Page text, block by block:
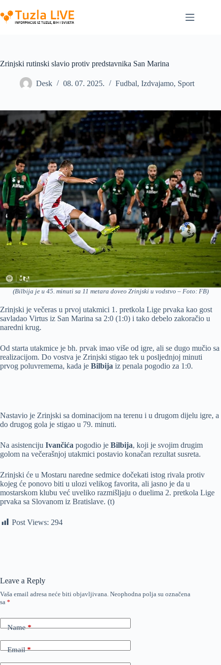
to
content
Zrinjski rutinski slavio protiv predstavnika San Marina
Desk 08. 07. 2025. Fudbal, Izdvajamo, Sport
(Bilbija je u 45. minuti sa 11 metara doveo Zrinjski u vodstvo – Foto: FB)
Zrinjski je večeras u prvoj utakmici 1. pretkola Lige prvaka kao gost
savladao Virtus iz San Marina sa 2:0 (1:0) i tako debelo zakoračio u
naredni krug.
Od starta utakmice je bh. prvak imao više od igre, ali se dugo mučio sa
realizacijom. Do vostva je Zrinjski stigao tek u posljednjoj minuti
prvog poluvremema, kada je Bilbija iz penala pogodio za 1:0.
Nastavio je Zrinjski sa dominacijom na terenu i u drugom dijelu igre, a
do drugog gola je stigao u 79. minuti.
Na asistenciju Ivančića pogodio je Bilbija, koji je svojim drugim
golom na večerašnjoj utakmici postavio konačan rezultat susreta.
Zrinjski će u Mostaru naredne sedmice dočekati istog rivala protiv
kojeg će ponovo biti u ulozi velikog favorita, ali jasno je da u
mostarskom klubu već uveliko razmišljaju o duelima 2. pretkola Lige
prvaka sa Slovanom iz Bratislave. (t)
Post Views: 294
Leave a Reply
Vaša email adresa neće biti objavljivana. Neophodna polja su označena
sa *
Name*
Email*